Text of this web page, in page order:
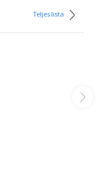
Teljes lista